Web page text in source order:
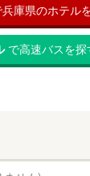
庫県のホテル
で高速バスを探